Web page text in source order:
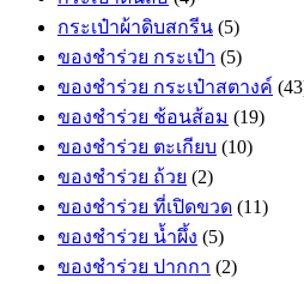
กระเป๋าผ้าดิบสกรีน (5)
ของชำร่วย กระเป๋า (5)
ของชำร่วย กระเป๋าสตางค์
ของชำร่วย ช้อนส้อม (19)
ของชำร่วย ตะเกียบ (10)
ของชำร่วย ถ้วย (2)
ของชำร่วย ที่เปิดขวด (11)
ของชำร่วย น้ำผึ้ง (5)
ของชำร่วย ปากกา (2)